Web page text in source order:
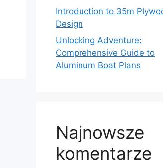
Introduction to 35m
Design
Unlocking Adventure:
Comprehensive Guide to
Aluminum Boat Plans
Najnowsze
komentarze